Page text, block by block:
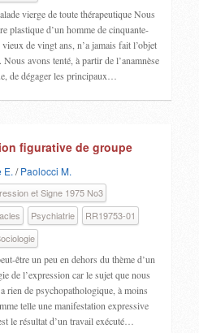
vierge de toute thérapeutique Nous
plastique d’un homme de cinquante-
de vingt ans, n’a jamais fait l’objet
avons tenté, à partir de l’anamnèse
de dégager les principaux…
figurative de groupe
E. /Paolocci M.
et Signe 1975 No3
Psychiatrie
RR19753-01
être un peu en dehors du thème d’un
de l’expression car le sujet que nous
rien de psychopathologique, à moins
telle une manifestation expressive
le résultat d’un travail exécuté…